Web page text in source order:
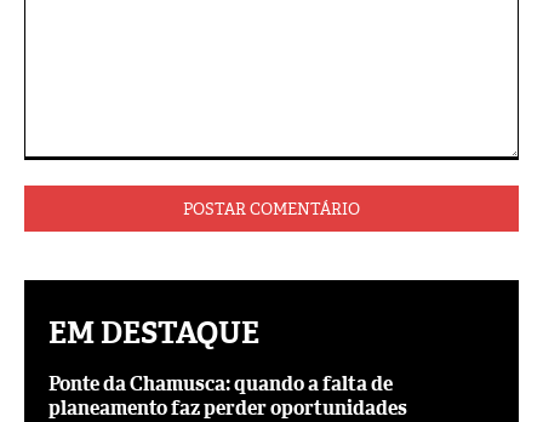
EM DESTAQUE
Ponte da Chamusca: quando a falta de
planeamento faz perder oportunidades